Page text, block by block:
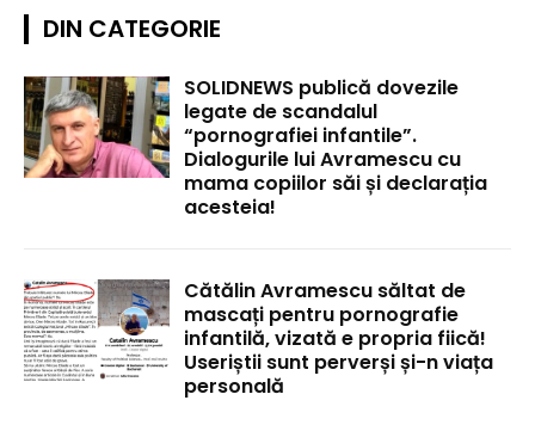
DIN CATEGORIE
SOLIDNEWS publică dovezile
legate de scandalul
“pornografiei infantile”.
Dialogurile lui Avramescu cu
mama copiilor săi și declarația
acesteia!
Cătălin Avramescu săltat de
mascați pentru pornografie
infantilă, vizată e propria fiică!
Useriștii sunt perverși și-n viața
personală